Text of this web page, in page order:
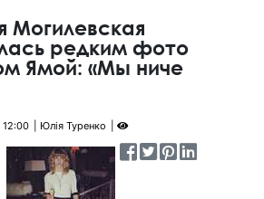
Могилевская
редким фото
Ямой: «Мы ниче
12:00 Юлія Туренко